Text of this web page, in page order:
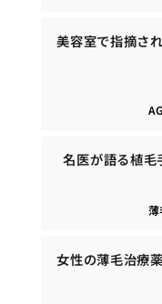
美容室で指摘さ
名医が語る植
薄
女性の薄毛治療